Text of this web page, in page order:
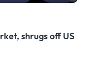
shrugs off US